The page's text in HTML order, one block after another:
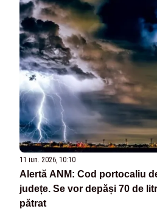
11 iun. 2026, 10:10
Alertă ANM: Cod portocaliu
județe. Se vor depăși 70 de
pătrat